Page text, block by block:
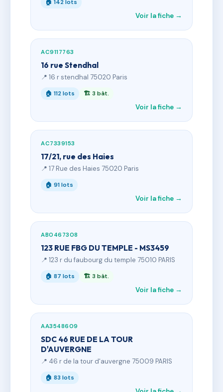
🏠 142 lots
Voir la fiche →
AC9117763
16 rue Stendhal
📍 16 r stendhal 75020 Paris
🏠 112 lots 🏗 3 bât.
Voir la fiche →
AC7339153
17/21, rue des Haies
📍 17 Rue des Haies 75020 Paris
🏠 91 lots
Voir la fiche →
AB0467308
123 RUE FBG DU TEMPLE - MS3459
📍 123 r du faubourg du temple 75010 PARIS
🏠 87 lots 🏗 3 bât.
Voir la fiche →
AA3548609
SDC 46 RUE DE LA TOUR
D'AUVERGNE
📍 46 r de la tour d'auvergne 75009 PARIS
🏠 83 lots